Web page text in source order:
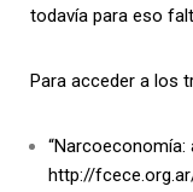
todavía para eso
Para acceder a los
“Narcoeconomía:
http://